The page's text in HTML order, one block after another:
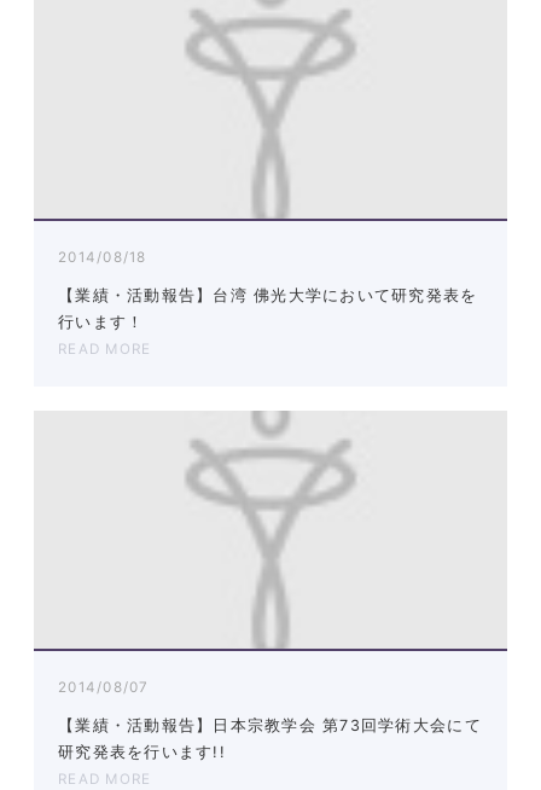
2014/08/18
【業績・活動報告】台湾 佛光大学において研究発表を
行います！
READ MORE
2014/08/07
【業績・活動報告】日本宗教学会 第73回学術大会にて
研究発表を行います!!
READ MORE